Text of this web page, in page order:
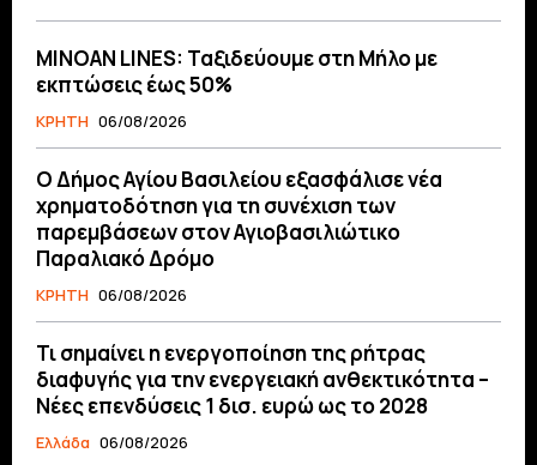
MINOAN LINES: Ταξιδεύουμε στη Μήλο με
εκπτώσεις έως 50%
ΚΡΗΤΗ 06/08/2026
O Δήμος Αγίου Βασιλείου εξασφάλισε νέα
χρηματοδότηση για τη συνέχιση των
παρεμβάσεων στον Αγιοβασιλιώτικο
Παραλιακό Δρόμο
ΚΡΗΤΗ 06/08/2026
Τι σημαίνει η ενεργοποίηση της ρήτρας
διαφυγής για την ενεργειακή ανθεκτικότητα –
Νέες επενδύσεις 1 δισ. ευρώ ως το 2028
Ελλάδα 06/08/2026